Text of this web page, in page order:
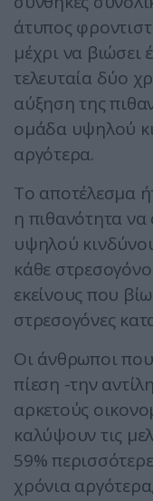
άτυπος
μέχρι να βιώσει
τελευταία δύο
αύξηση της
ομάδα υψηλού
αργότερα.
Το αποτέλεσμα
η πιθανότητα να
υψηλού
κάθε
εκείνους που
στρεσογόνες
Οι άνθρωποι
πίεση -την
αρκετούς
καλύψουν τις
59%
χρόνια